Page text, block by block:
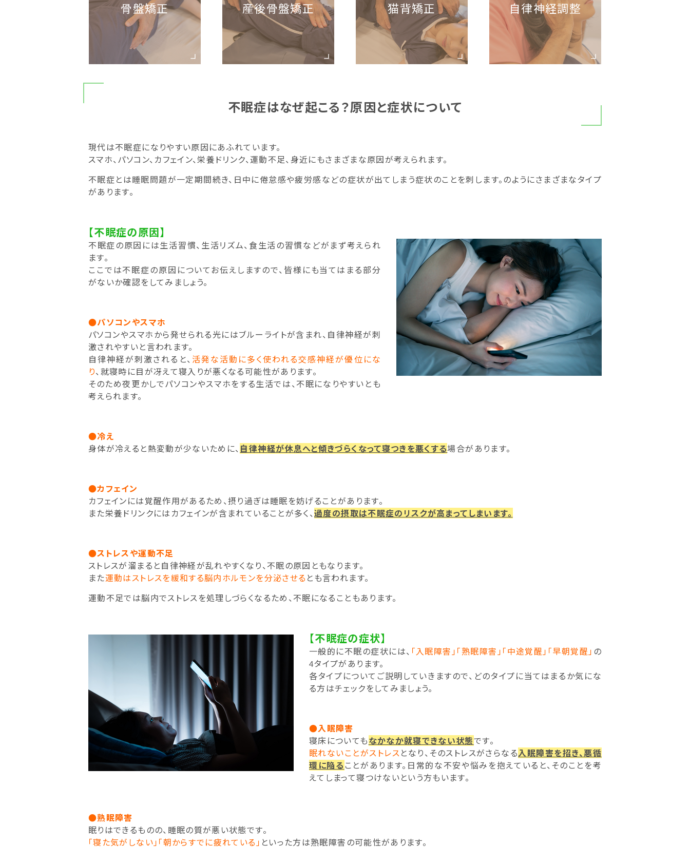
骨盤矯正 産後骨盤矯正 猫背矯正 自律神経調整
不眠症はなぜ起こる？原因と症状について
現代は不眠症になりやすい原因にあふれています。
スマホ、パソコン、カフェイン、栄養ドリンク、運動不足、身近にもさまざまな原因が考えられます。
不眠症とは睡眠問題が一定期間続き、日中に倦怠感や疲労感などの症状が出てしまう症状のことを刺します。のようにさまざまなタイプ
があります。
【不眠症の原因】
不眠症の原因には生活習慣、生活リズム、食生活の習慣などがまず考えられ
ます。
ここでは不眠症の原因についてお伝えしますので、皆様にも当てはまる部分
がないか確認をしてみましょう。
●パソコンやスマホ
パソコンやスマホから発せられる光にはブルーライトが含まれ、自律神経が刺
激されやすいと言われます。
自律神経が刺激されると、 活発な活動に多く使われる交感神経が優位にな
り、就寝時に目が冴えて寝入りが悪くなる可能性があります。
そのため夜更かしでパソコンやスマホをする生活では、不眠になりやすいとも
考えられます。
●冷え
身体が冷えると熱変動が少ないために、 自律神経が休息へと傾きづらくなって寝つきを悪くする場合があります。
●カフェイン
カフェインには覚醒作用があるため、摂り過ぎは睡眠を妨げることがあります。
また栄養ドリンクにはカフェインが含まれていることが多く、過度の摂取は不眠症のリスクが高まってしまいます。
●ストレスや運動不足
ストレスが溜まると自律神経が乱れやすくなり、不眠の原因ともなります。
また運動はストレスを緩和する脳内ホルモンを分泌させる とも言われます。
運動不足では脳内でストレスを処理しづらくなるため、不眠になることもあります。
【不眠症の症状】
一般的に不眠の症状には、 「入眠障害」「熟眠障害」「中途覚醒」「早朝覚醒」 の
4タイプがあります。
各タイプについてご説明していきますので、どのタイプに当てはまるか気にな
る方はチェックをしてみましょう。
●入眠障害
寝床についてもなかなか就寝できない状態です。
眠れないことがストレス となり、そのストレスがさらなる入眠障害を招き、悪循
環に陥る ことがあります。日常的な不安や悩みを抱えていると、そのことを考
えてしまって寝つけないという方もいます。
●熟眠障害
眠りはできるものの、睡眠の質が悪い状態です。
「寝た気がしない」「朝からすでに疲れている」 といった方は熟眠障害の可能性があります。